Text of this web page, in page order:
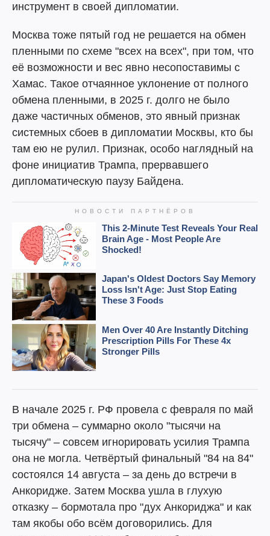
инструмент в своей дипломатии.
Москва тоже пятый год не решается на обмен
пленными по схеме "всех на всех", при том, что
её возможности и вес явно несопоставимы с
Хамас. Такое отчаянное уклонение от полного
обмена пленными, в 2025 г. долго не было
даже частичных обменов, это явный признак
системных сбоев в дипломатии Москвы, кто бы
там ею не рулил. Признак, особо наглядный на
фоне инициатив Трампа, прервавшего
дипломатическую паузу Байдена.
В начале 2025 г. РФ провела с февраля по май
три обмена – суммарно около "тысячи на
тысячу" – совсем игнорировать усилия Трампа
она не могла. Четвёртый финальный "84 на 84"
состоялся 14 августа – за день до встречи в
Анкоридже. Затем Москва ушла в глухую
отказку – бормотала про "дух Анкориджа" и как
там якобы обо всём договорились. Для